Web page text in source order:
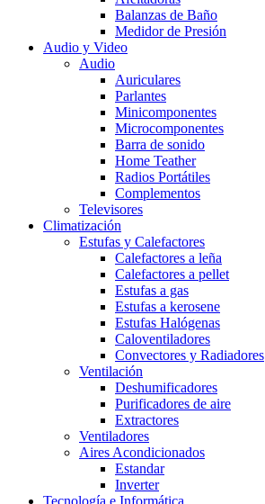
Balanzas de Baño
Medidor de Presión
Audio y Video
Audio
Auriculares
Parlantes
Minicomponentes
Microcomponentes
Barra de sonido
Home Teather
Radios Portátiles
Complementos
Televisores
Climatización
Estufas y Calefactores
Calefactores a leña
Calefactores a pellet
Estufas a gas
Estufas a kerosene
Estufas Halógenas
Caloventiladores
Convectores y Radiadores
Ventilación
Deshumificadores
Purificadores de aire
Extractores
Ventiladores
Aires Acondicionados
Estandar
Inverter
Tecnología e Informática